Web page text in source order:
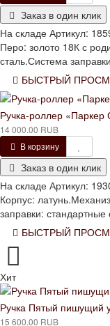
Заказ в один клик
На складе Артикул:
Перо: золото 18К с
сталь.Система
БЫСТРЫЙ
Ручка-роллер
14 000.00 RUB
В корзину
Заказ в один клик
На складе Артикул:
Корпус:
заправки:
БЫСТРЫЙ
Хит
Ручка Пятый пишущий
15 600.00 RUB